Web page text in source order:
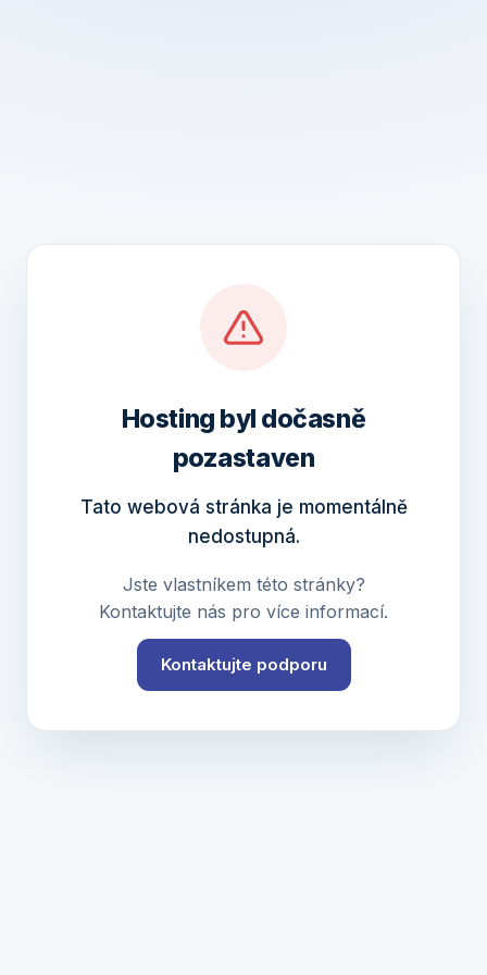
Hosting byl dočasně
pozastaven
Tato webová stránka je momentálně
nedostupná.
Jste vlastníkem této stránky?
Kontaktujte nás pro více informací.
Kontaktujte podporu